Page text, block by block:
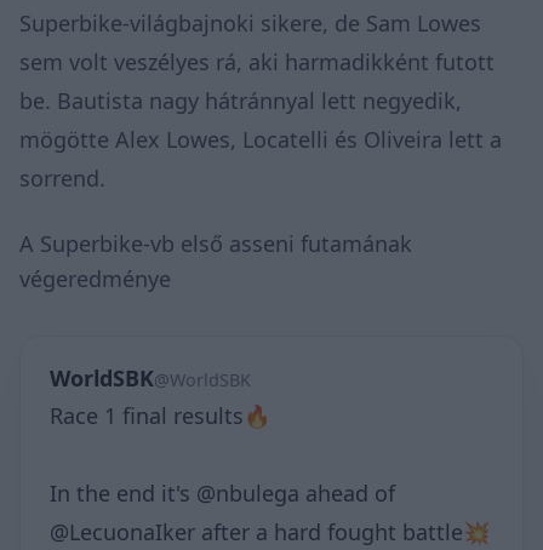
Superbike-világbajnoki sikere, de Sam Lowes
sem volt veszélyes rá, aki harmadikként futott
be. Bautista nagy hátránnyal lett negyedik,
mögötte Alex Lowes, Locatelli és Oliveira lett a
sorrend.
A Superbike-vb első asseni futamának
végeredménye
WorldSBK@WorldSBK
Race 1 final results🔥
In the end it's @nbulega ahead of
@LecuonaIker after a hard fought battle💥